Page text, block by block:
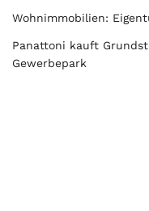
Wohnimmobilien:
Panattoni kauft
Gewerbepark